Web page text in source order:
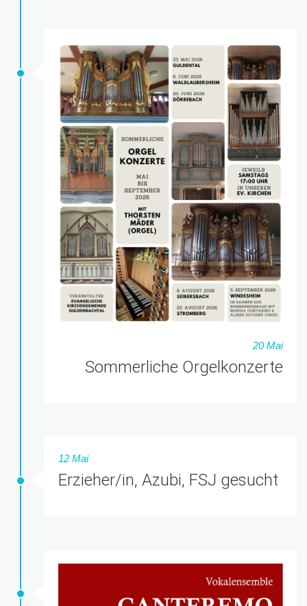
20 Mai
Sommerliche Orgelkonzerte
12 Mai
Erzieher/in, Azubi, FSJ gesucht